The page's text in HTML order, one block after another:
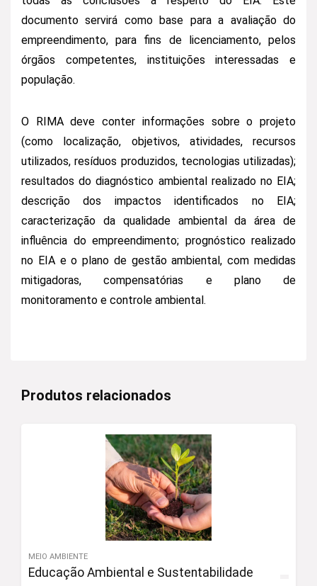
documento servirá como base para a avaliação do
empreendimento, para fins de licenciamento, pelos
órgãos competentes, instituições interessadas e
população.
O RIMA deve conter informações sobre o projeto
(como localização, objetivos, atividades, recursos
utilizados, resíduos produzidos, tecnologias utilizadas);
resultados do diagnóstico ambiental realizado no EIA;
descrição dos impactos identificados no EIA;
caracterização da qualidade ambiental da área de
influência do empreendimento; prognóstico realizado
no EIA e o plano de gestão ambiental, com medidas
mitigadoras, compensatórias e plano de
monitoramento e controle ambiental.
Produtos relacionados
MEIO AMBIENTE
Educação Ambiental e Sustentabilidade